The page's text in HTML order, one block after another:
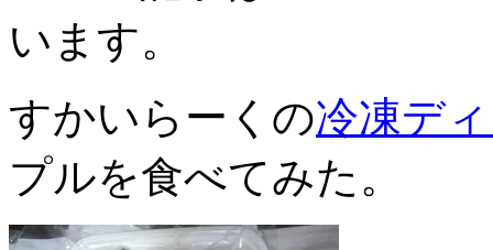
います。
すかいらーくの冷凍デ
プルを食べてみた。